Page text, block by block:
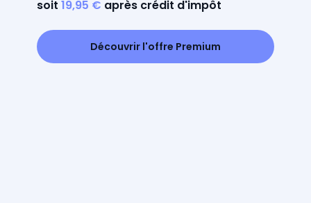
soit 19,95 € après crédit d'impôt
Découvrir l'offre Premium